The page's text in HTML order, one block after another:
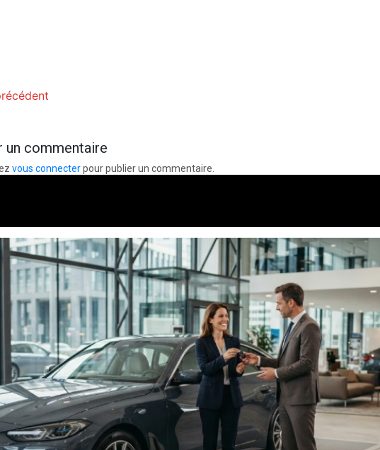
un commentaire
vous connecterpour publier un commentaire.